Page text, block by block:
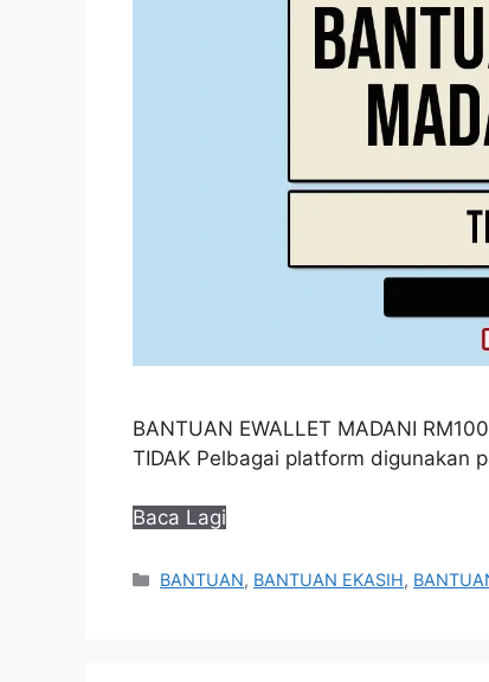
BANTUAN EWALLET MADANI
TIDAK Pelbagai platform digunakan
Baca Lagi
Categories
BANTUAN, BANTUAN EKASIH,